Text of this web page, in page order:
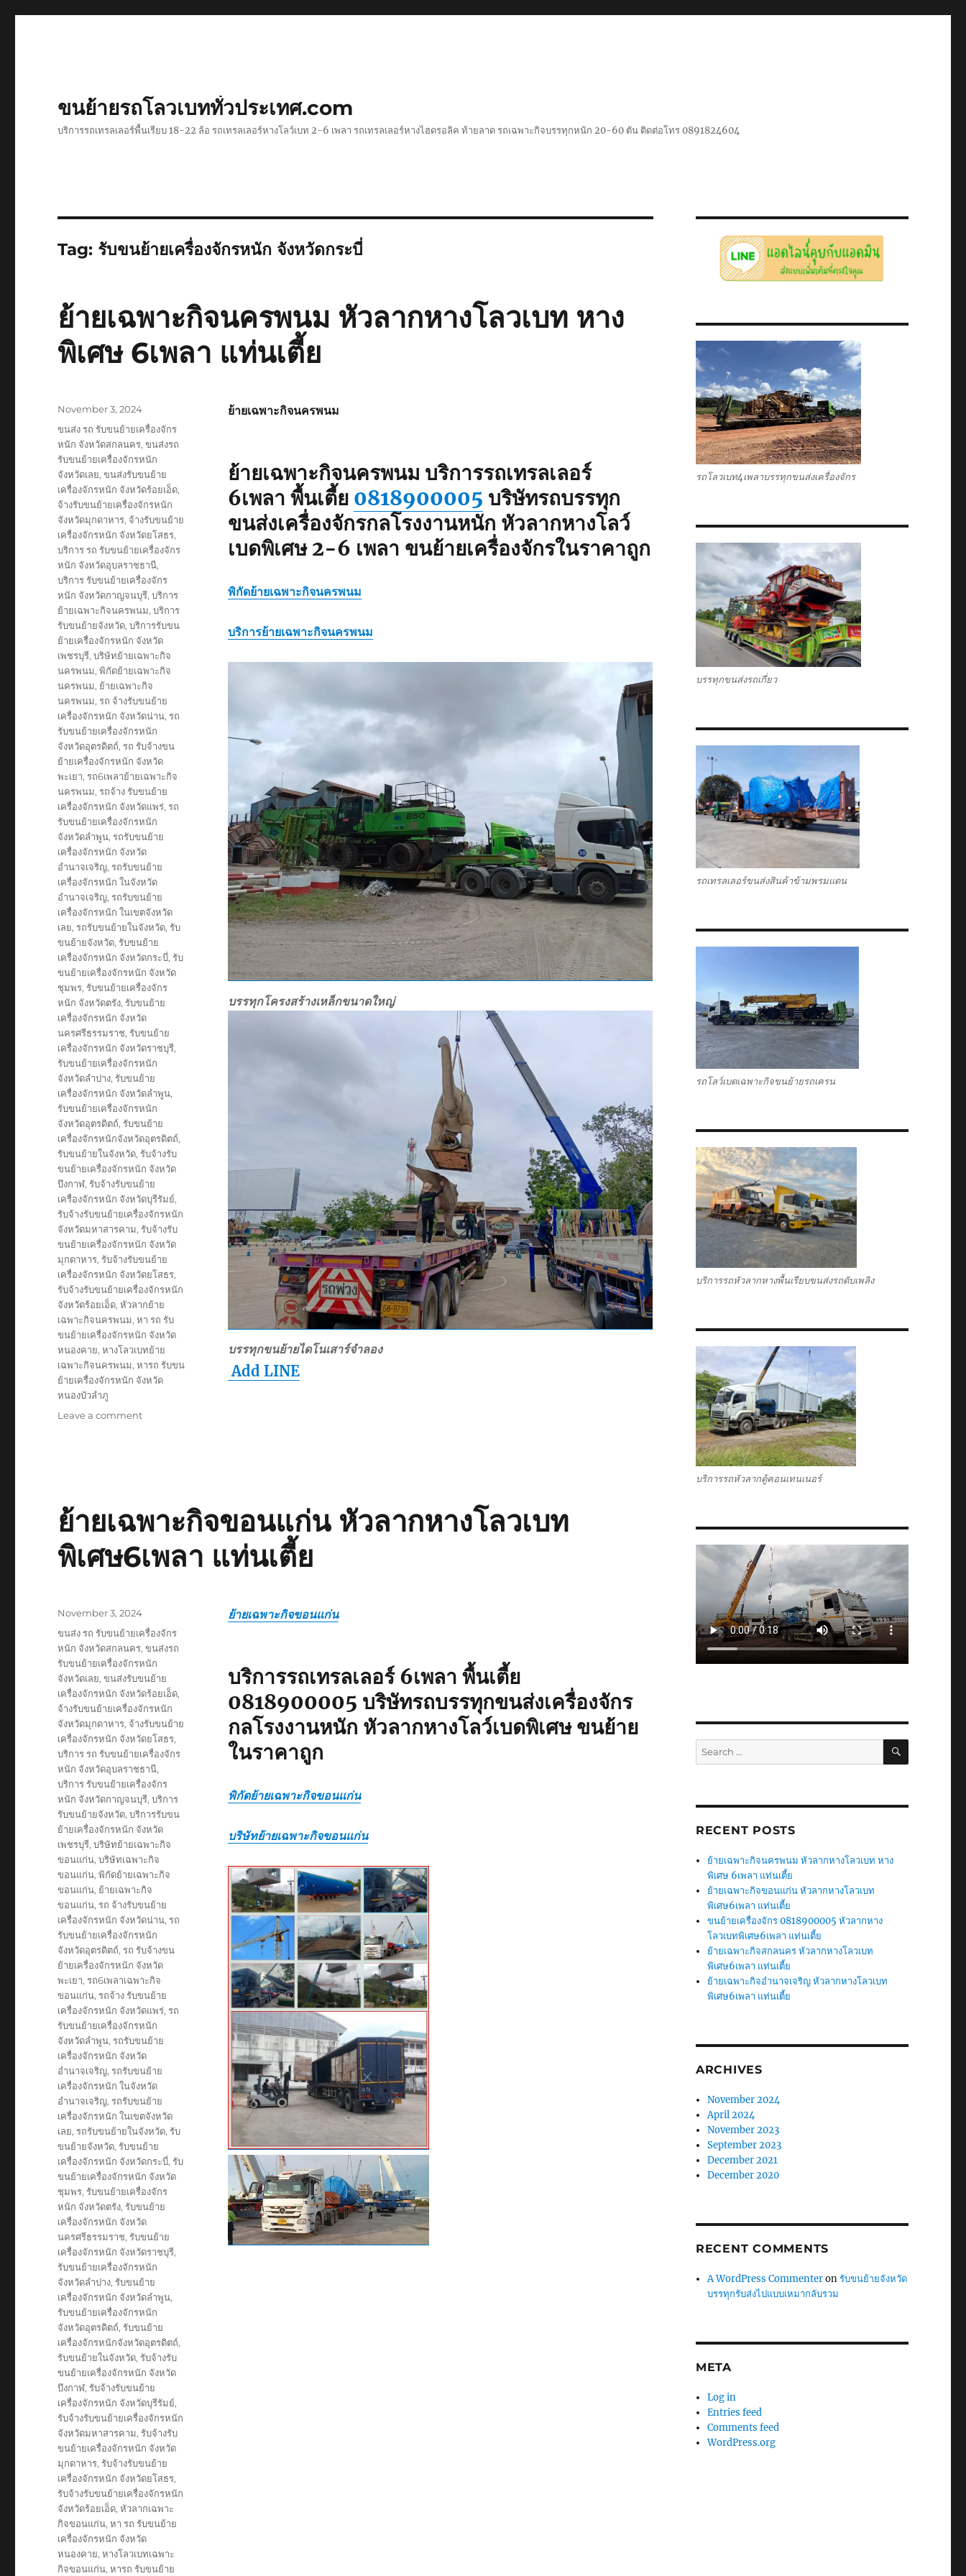
ขนย้ายรถโลวเบททั่วประเทศ.com
บริการรถเทรลเลอร์พื้นเรียบ 18-22 ล้อ รถเทรลเลอร์หางโลว์เบท 2-6 เพลา รถเทรลเลอร์หางไฮดรอลิค ท้ายลาด รถเฉพาะกิจบรรทุกหนัก 20-60 ตัน ติดต่อโทร 0891824604
Tag: รับขนย้ายเครื่องจักรหนัก จังหวัดกระบี่
ย้ายเฉพาะกิจนครพนม หัวลากหางโลวเบท หาง
พิเศษ 6เพลา แท่นเตี้ย
ย้ายเฉพาะกิจนครพนม
ย้ายเฉพาะกิจนครพนม บริการรถเทรลเลอร์
6เพลา พื้นเตี้ย 0818900005 บริษัทรถบรรทุก
ขนส่งเครื่องจักรกลโรงงานหนัก หัวลากหางโลว์
เบดพิเศษ 2-6 เพลา ขนย้ายเครื่องจักรในราคาถูก
พิกัดย้ายเฉพาะกิจนครพนม
บริการย้ายเฉพาะกิจนครพนม
บรรทุกโครงสร้างเหล็กขนาดใหญ่
บรรทุกขนย้ายไดโนเสาร์จำลอง
Add LINE
Posted
November 3, 2024
Tags
ขนส่ง รถ รับขนย้ายเครื่องจักร
หนัก จังหวัดสกลนคร,ขนส่งรถ
รับขนย้ายเครื่องจักรหนัก
จังหวัดเลย,ขนส่งรับขนย้าย
เครื่องจักรหนัก จังหวัดร้อยเอ็ด,
จ้างรับขนย้ายเครื่องจักรหนัก
จังหวัดมุกดาหาร, จ้างรับขนย้าย
เครื่องจักรหนัก จังหวัดยโสธร,
บริการ รถ รับขนย้ายเครื่องจักร
หนัก จังหวัดอุบลราชธานี,
บริการ รับขนย้ายเครื่องจักร
หนัก จังหวัดกาญจนบุรี,บริการ
ย้ายเฉพาะกิจนครพนม,บริการ
รับขนย้ายจังหวัด,บริการรับขน
ย้ายเครื่องจักรหนัก จังหวัด
เพชรบุรี,บริษัทย้ายเฉพาะกิจ
นครพนม,พิกัดย้ายเฉพาะกิจ
นครพนม, ย้ายเฉพาะกิจ
นครพนม,รถ จ้างรับขนย้าย
เครื่องจักรหนัก จังหวัดน่าน,รถ
รับขนย้ายเครื่องจักรหนัก
จังหวัดอุตรดิตถ์,รถ รับจ้างขน
ย้ายเครื่องจักรหนัก จังหวัด
พะเยา,รถ6เพลาย้ายเฉพาะกิจ
นครพนม,รถจ้าง รับขนย้าย
เครื่องจักรหนัก จังหวัดแพร่,รถ
รับขนย้ายเครื่องจักรหนัก
จังหวัดลำพูน,รถรับขนย้าย
เครื่องจักรหนัก จังหวัด
อำนาจเจริญ,รถรับขนย้าย
เครื่องจักรหนัก ในจังหวัด
อำนาจเจริญ,รถรับขนย้าย
เครื่องจักรหนัก ในเขตจังหวัด
เลย,รถรับขนย้ายในจังหวัด,รับ
ขนย้ายจังหวัด,รับขนย้าย
เครื่องจักรหนัก จังหวัดกระบี่,รับ
ขนย้ายเครื่องจักรหนัก จังหวัด
ชุมพร,รับขนย้ายเครื่องจักร
หนัก จังหวัดตรัง,รับขนย้าย
เครื่องจักรหนัก จังหวัด
นครศรีธรรมราช,รับขนย้าย
เครื่องจักรหนัก จังหวัดราชบุรี,
รับขนย้ายเครื่องจักรหนัก
จังหวัดลำปาง,รับขนย้าย
เครื่องจักรหนัก จังหวัดลำพูน,
รับขนย้ายเครื่องจักรหนัก
จังหวัดอุตรดิตถ์,รับขนย้าย
เครื่องจักรหนักจังหวัดอุตรดิตถ์,
รับขนย้ายในจังหวัด,รับจ้างรับ
ขนย้ายเครื่องจักรหนัก จังหวัด
บึงกาฬ,รับจ้างรับขนย้าย
เครื่องจักรหนัก จังหวัดบุรีรัมย์,
รับจ้างรับขนย้ายเครื่องจักรหนัก
จังหวัดมหาสารคาม,รับจ้างรับ
ขนย้ายเครื่องจักรหนัก จังหวัด
มุกดาหาร,รับจ้างรับขนย้าย
เครื่องจักรหนัก จังหวัดยโสธร,
รับจ้างรับขนย้ายเครื่องจักรหนัก
จังหวัดร้อยเอ็ด,หัวลากย้าย
เฉพาะกิจนครพนม,หา รถ รับ
ขนย้ายเครื่องจักรหนัก จังหวัด
หนองคาย,หางโลวเบทย้าย
เฉพาะกิจนครพนม,หารถ รับขน
ย้ายเครื่องจักรหนัก จังหวัด
หนองบัวลำภู
Leave a commenton
หาง
โลวเบท
หาง
พิเศษ
ย้ายเฉพาะกิจขอนแก่น หัวลากหางโลวเบท
พิเศษ6เพลา แท่นเตี้ย
ย้ายเฉพาะกิจขอนแก่น
บริการรถเทรลเลอร์ 6เพลา พื้นเตี้ย
0818900005 บริษัทรถบรรทุกขนส่งเครื่องจักร
กลโรงงานหนัก หัวลากหางโลว์เบดพิเศษ ขนย้าย
ในราคาถูก
พิกัดย้ายเฉพาะกิจขอนแก่น
บริษัทย้ายเฉพาะกิจขอนแก่น
Posted
November 3, 2024
Tags
ขนส่ง รถ รับขนย้ายเครื่องจักร
หนัก จังหวัดสกลนคร,ขนส่งรถ
รับขนย้ายเครื่องจักรหนัก
จังหวัดเลย,ขนส่งรับขนย้าย
เครื่องจักรหนัก จังหวัดร้อยเอ็ด,
จ้างรับขนย้ายเครื่องจักรหนัก
จังหวัดมุกดาหาร, จ้างรับขนย้าย
เครื่องจักรหนัก จังหวัดยโสธร,
บริการ รถ รับขนย้ายเครื่องจักร
หนัก จังหวัดอุบลราชธานี,
บริการ รับขนย้ายเครื่องจักร
หนัก จังหวัดกาญจนบุรี,บริการ
รับขนย้ายจังหวัด,บริการรับขน
ย้ายเครื่องจักรหนัก จังหวัด
เพชรบุรี,บริษัทย้ายเฉพาะกิจ
ขอนแก่น,บริษัทเฉพาะกิจ
ขอนแก่น,พิกัดย้ายเฉพาะกิจ
ขอนแก่น, ย้ายเฉพาะกิจ
ขอนแก่น,รถ จ้างรับขนย้าย
เครื่องจักรหนัก จังหวัดน่าน,รถ
รับขนย้ายเครื่องจักรหนัก
จังหวัดอุตรดิตถ์,รถ รับจ้างขน
ย้ายเครื่องจักรหนัก จังหวัด
พะเยา,รถ6เพลาเฉพาะกิจ
ขอนแก่น,รถจ้าง รับขนย้าย
เครื่องจักรหนัก จังหวัดแพร่,รถ
รับขนย้ายเครื่องจักรหนัก
จังหวัดลำพูน,รถรับขนย้าย
เครื่องจักรหนัก จังหวัด
อำนาจเจริญ,รถรับขนย้าย
เครื่องจักรหนัก ในจังหวัด
อำนาจเจริญ,รถรับขนย้าย
เครื่องจักรหนัก ในเขตจังหวัด
เลย,รถรับขนย้ายในจังหวัด,รับ
ขนย้ายจังหวัด,รับขนย้าย
เครื่องจักรหนัก จังหวัดกระบี่,รับ
ขนย้ายเครื่องจักรหนัก จังหวัด
ชุมพร,รับขนย้ายเครื่องจักร
หนัก จังหวัดตรัง,รับขนย้าย
เครื่องจักรหนัก จังหวัด
นครศรีธรรมราช,รับขนย้าย
เครื่องจักรหนัก จังหวัดราชบุรี,
รับขนย้ายเครื่องจักรหนัก
จังหวัดลำปาง,รับขนย้าย
เครื่องจักรหนัก จังหวัดลำพูน,
รับขนย้ายเครื่องจักรหนัก
จังหวัดอุตรดิตถ์,รับขนย้าย
เครื่องจักรหนักจังหวัดอุตรดิตถ์,
รับขนย้ายในจังหวัด,รับจ้างรับ
ขนย้ายเครื่องจักรหนัก จังหวัด
บึงกาฬ,รับจ้างรับขนย้าย
เครื่องจักรหนัก จังหวัดบุรีรัมย์,
รับจ้างรับขนย้ายเครื่องจักรหนัก
จังหวัดมหาสารคาม,รับจ้างรับ
ขนย้ายเครื่องจักรหนัก จังหวัด
มุกดาหาร,รับจ้างรับขนย้าย
เครื่องจักรหนัก จังหวัดยโสธร,
รับจ้างรับขนย้ายเครื่องจักรหนัก
จังหวัดร้อยเอ็ด,หัวลากเฉพาะ
กิจขอนแก่น,หา รถ รับขนย้าย
เครื่องจักรหนัก จังหวัด
หนองคาย,หางโลวเบทเฉพาะ
กิจขอนแก่น,หารถ รับขนย้าย
รถโลวเบท4เพลาบรรทุกขนส่งเครื่องจักร
บรรทุกขนส่งรถเกี่ยว
รถเทรลเลอร์ขนส่งสินค้าข้ามพรมแดน
รถโลว์เบดเฉพาะกิจขนย้ายรถเครน
บริการรถหัวลากหางพื้นเรียบขนส่งรถดับเพลิง
บริการรถหัวลากตู้คอนเทนเนอร์
Search
for:
SEARCH
RECENT POSTS
ย้ายเฉพาะกิจนครพนม หัวลากหางโลวเบท หาง
พิเศษ 6เพลา แท่นเตี้ย
ย้ายเฉพาะกิจขอนแก่น หัวลากหางโลวเบท
พิเศษ6เพลา แท่นเตี้ย
ขนย้ายเครื่องจักร 0818900005 หัวลากหาง
โลวเบทพิเศษ6เพลา แท่นเตี้ย
ย้ายเฉพาะกิจสกลนคร หัวลากหางโลวเบท
พิเศษ6เพลา แท่นเตี้ย
ย้ายเฉพาะกิจอำนาจเจริญ หัวลากหางโลวเบท
พิเศษ6เพลา แท่นเตี้ย
ARCHIVES
November 2024
April 2024
November 2023
September 2023
December 2021
December 2020
RECENT COMMENTS
A WordPress Commenteronรับขนย้ายจังหวัด
บรรทุกรับส่งไปแบบเหมากลับรวม
META
Log in
Entries feed
Comments feed
WordPress.org